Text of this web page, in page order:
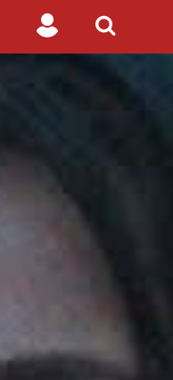
Search
for
Login